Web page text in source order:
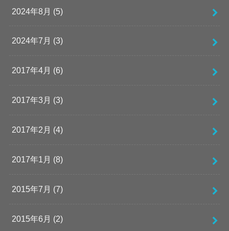
2024年8月 (5)
2024年7月 (3)
2017年4月 (6)
2017年3月 (3)
2017年2月 (4)
2017年1月 (8)
2015年7月 (7)
2015年6月 (2)